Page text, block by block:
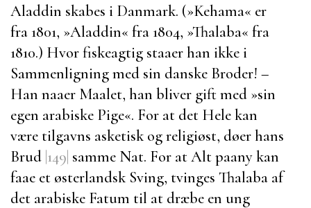
Aladdin skabes i Danmark. (»Kehama« er
fra 1801, »Aladdin« fra 1804, »Thalaba« fra
1810.) Hvor fiskeagtig staaer han ikke i
Sammenligning med sin danske Broder! –
Han naaer Maalet, han bliver gift med »sin
egen arabiske Pige«. For at det Hele kan
være tilgavns asketisk og religiøst, døer hans
Brud |149| samme Nat. For at Alt paany kan
faae et østerlandsk Sving, tvinges Thalaba af
det arabiske Fatum til at dræbe en ung